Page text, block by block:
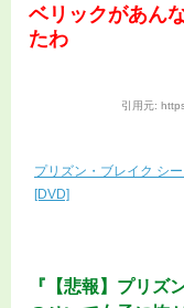
ベリックがあん
たわ
引用元:
プリズン・ブレイク シ
[DVD]
『【悲報】プリズ